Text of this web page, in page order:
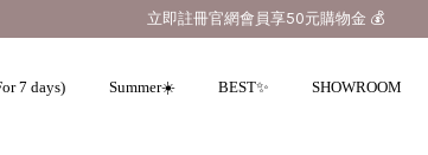
立即註冊官網會員享50元購物金 💰
7 days) Summer☀️ BEST✨ SHOWROOM